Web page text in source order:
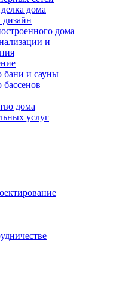
дома
дома
и
бани и сауны
бассенов
дома
услуг